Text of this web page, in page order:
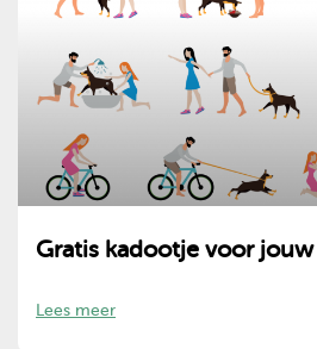
Gratis kadootje voor
Lees meer